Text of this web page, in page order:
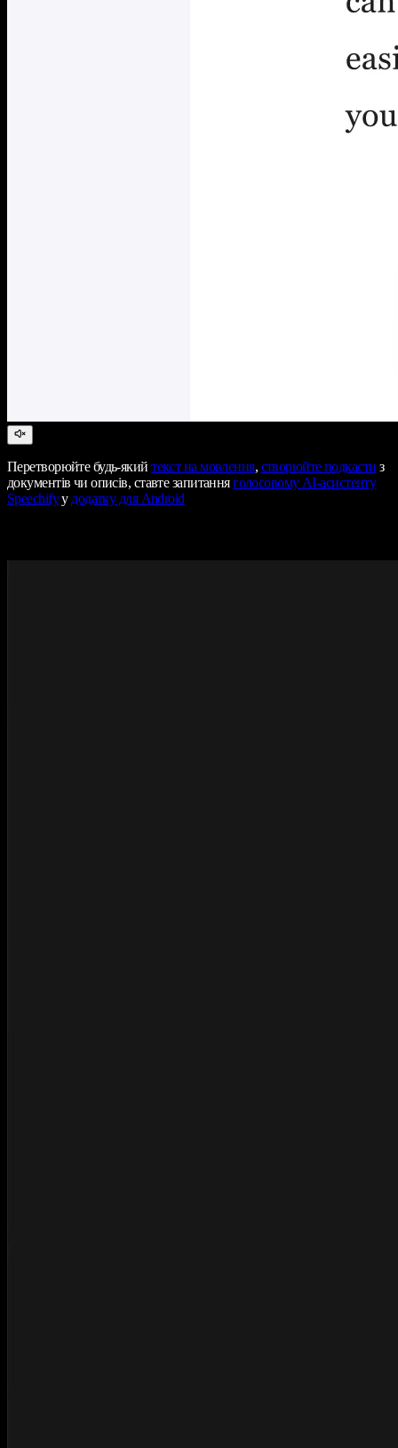
Перетворюйте будь-якийтекст на мовлення, створюйте подкасти з
документів чи описів, ставте запитанняголосовому AI-асистенту
Speechifyудодатку для Android